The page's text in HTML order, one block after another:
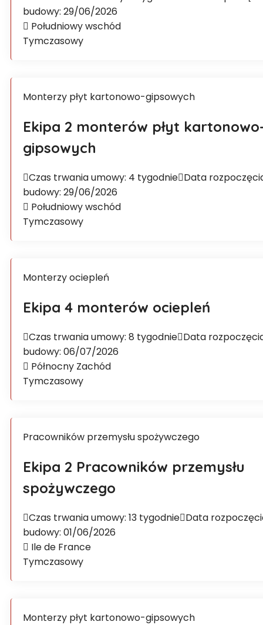
budowy: 29/06/2026
Południowy wschód
Tymczasowy
Monterzy płyt kartonowo-gipsowych
Ekipa 2 monterów płyt
gipsowych
Czas trwania umowy: 4 tygodnie Data
budowy: 29/06/2026
Południowy wschód
Tymczasowy
Monterzy ociepleń
Ekipa 4 monterów ociepleń
Czas trwania umowy: 8 tygodnie Data
budowy: 06/07/2026
Północny Zachód
Tymczasowy
Pracowników przemysłu spożywczego
Ekipa 2 Pracowników przemysłu
spożywczego
Czas trwania umowy: 13 tygodnie Data
budowy: 01/06/2026
Ile de France
Tymczasowy
Monterzy płyt kartonowo-gipsowych